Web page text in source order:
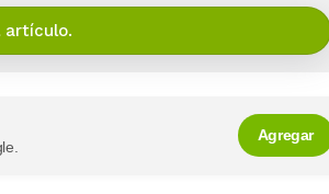
artículo.
Agregar